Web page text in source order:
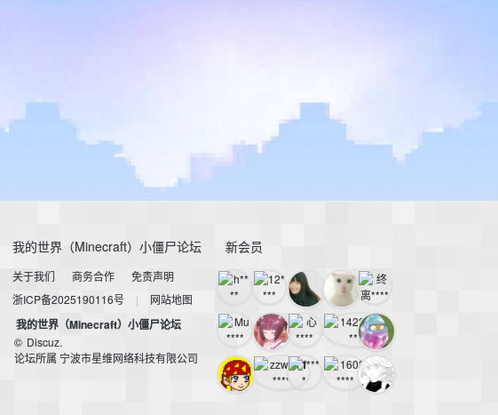
我的世界（Minecraft）小僵尸论坛
关于我们 商务合作
免责声明
浙ICP备2025190116号
| 网站地图
我的世界（Minecraft）小僵尸论坛
© Discuz.
论坛所属 宁波市星维网络科技有限公司
新会员